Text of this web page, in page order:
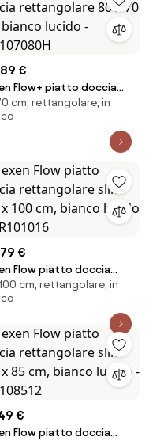
€
Flow+ piatto doccia
80 x 70 cm,
lucido - 46R107080H
cm, rettangolare, in
€
Flow piatto doccia
slim 160 x 100 cm,
lucido - 46R101016
cm, rettangolare, in
€
Flow piatto doccia